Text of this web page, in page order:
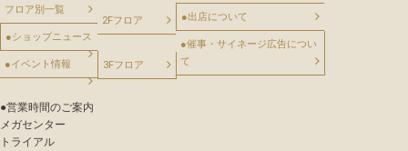
フロア別一覧
●ショップニュース
●イベント情報
2Fフロア
3Fフロア
●出店について
●催事・サイネージ広告につい
て
●営業時間のご案内
メガセンター
トライアル